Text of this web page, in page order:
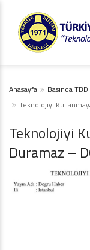
Anasayfa
Basında TBD
Teknolojiyi
Teknolojiyi
Duramaz –